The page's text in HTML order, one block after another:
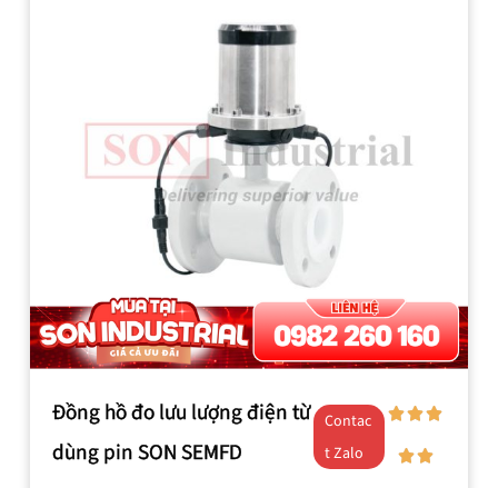
Đồng hồ đo lưu lượng điện từ
dùng pin SON SEMFD
Contac
t Zalo